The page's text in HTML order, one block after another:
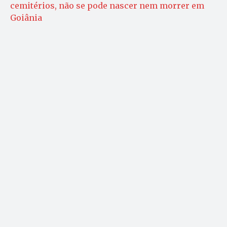
cemitérios, não se pode nascer nem morrer em
Goiânia